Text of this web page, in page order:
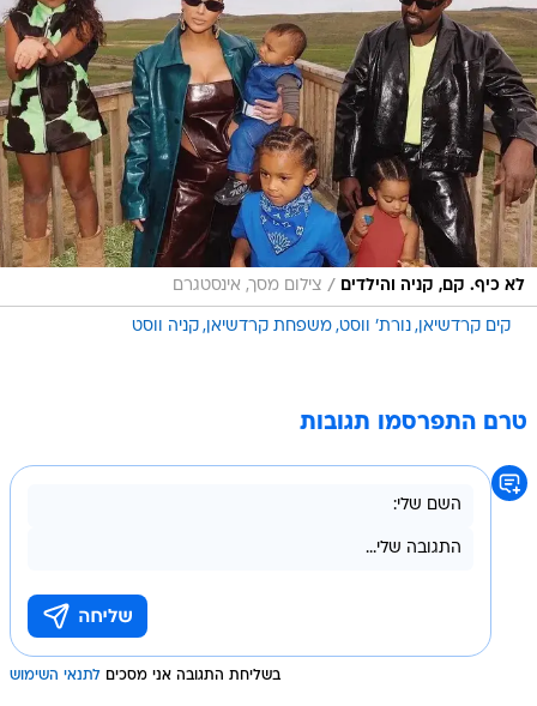
לא כיף. קם, קניה והילדים / צילום מסך, אינסטגרם
קים קרדשיאן נורת' ווסט משפחת קרדשיאן קניה ווסט
טרם התפרסמו תגובות
בשליחת התגובה אני מסכים לתנאי השימוש